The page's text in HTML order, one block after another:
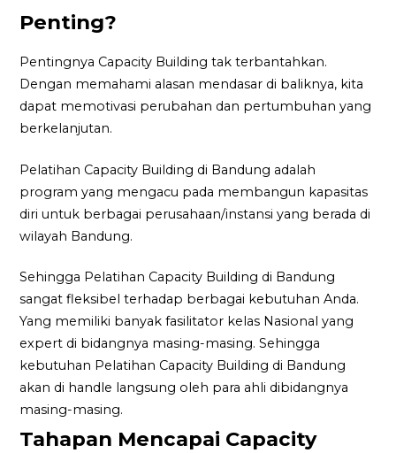
Penting?
Pentingnya Capacity Building tak terbantahkan.
Dengan memahami alasan mendasar di baliknya, kita
dapat memotivasi perubahan dan pertumbuhan yang
berkelanjutan.
Pelatihan Capacity Building di Bandung adalah
program yang mengacu pada membangun kapasitas
diri untuk berbagai perusahaan/instansi yang berada di
wilayah Bandung.
Sehingga Pelatihan Capacity Building di Bandung
sangat fleksibel terhadap berbagai kebutuhan Anda.
Yang memiliki banyak fasilitator kelas Nasional yang
expert di bidangnya masing-masing. Sehingga
kebutuhan Pelatihan Capacity Building di Bandung
akan di handle langsung oleh para ahli dibidangnya
masing-masing.
Tahapan Mencapai Capacity